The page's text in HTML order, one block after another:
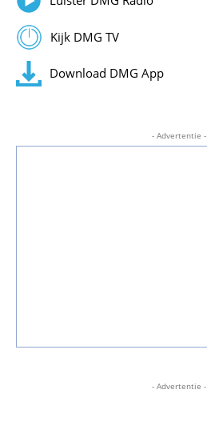
Kijk DMG TV
Download DMG App
- Advertentie -
- Advertentie -